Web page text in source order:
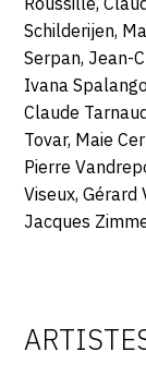
Schilderijen,
Serpan, Jean-
Ivana
Claude
Tovar, Maie
Pierre
Viseux, Gérard
Jacques